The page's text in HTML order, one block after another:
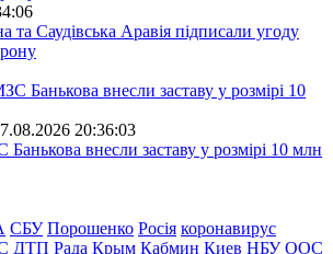
та Саудівська Аравія підписали угоду
20:36:03
Банькова внесли заставу у розмірі 10 млн
СБУ Порошенко Росія коронавирус
ДТП Рада Крым Кабмин Киев НБУ ООС